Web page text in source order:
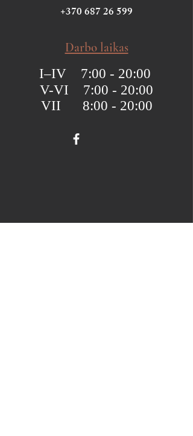
+370 687 26 599
Darbo laikas
I–IV 7:00 - 20:00
V-VI 7:00 - 20:00
VII 8:00 - 20:00